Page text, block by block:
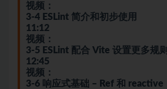
视频：
3-4 ESLint 简介和初步使用
11:12
视频：
3-5 ESLint 配合 Vite 设置更多规则
12:45
视频：
3-6 响应式基础 – Ref 和 reactive